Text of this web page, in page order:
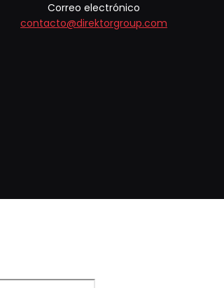
Correo electrónico
contacto@direktorgroup.com